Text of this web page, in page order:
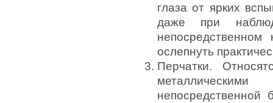
глаза от ярких
даже при
непосредственном
ослепнуть
Перчатки.
непосредственной